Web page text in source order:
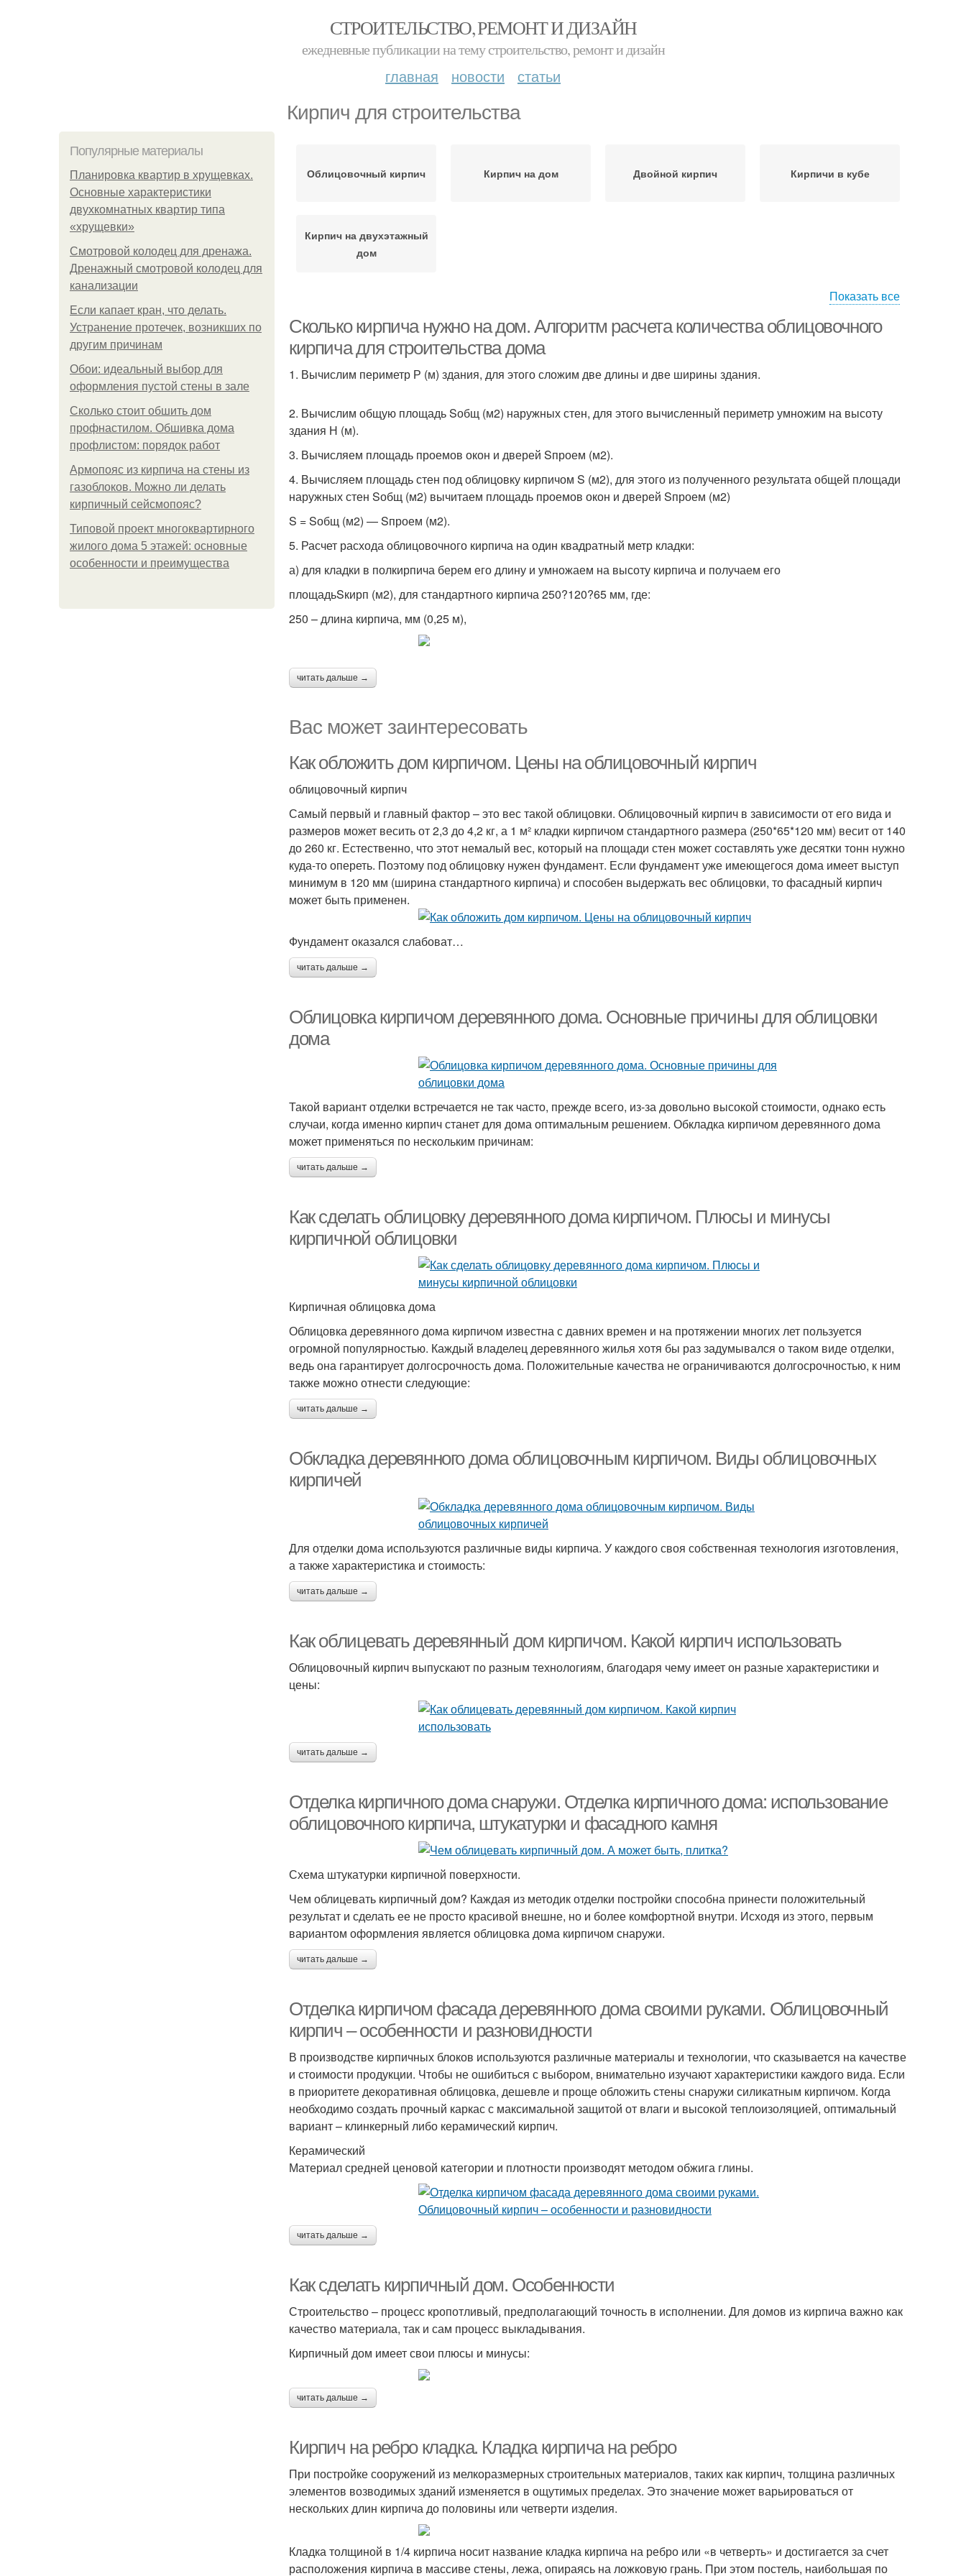
СТРОИТЕЛЬСТВО, РЕМОНТ И ДИЗАЙН
ежедневные публикации на тему строительство, ремонт и дизайн
главная новости статьи
Кирпич для строительства
Популярные материалы
Планировка квартир в хрущевках.
Основные характеристики
двухкомнатных квартир типа
«хрущевки»
Смотровой колодец для дренажа.
Дренажный смотровой колодец для
канализации
Если капает кран, что делать.
Устранение протечек, возникших по
другим причинам
Обои: идеальный выбор для
оформления пустой стены в зале
Сколько стоит обшить дом
профнастилом. Обшивка дома
профлистом: порядок работ
Армопояс из кирпича на стены из
газоблоков. Можно ли делать
кирпичный сейсмопояс?
Типовой проект многоквартирного
жилого дома 5 этажей: основные
особенности и преимущества
Облицовочный кирпич Кирпич на дом Двойной кирпич Кирпичи в кубе
Кирпич на двухэтажный
дом
Показать все
Сколько кирпича нужно на дом. Алгоритм расчета количества облицовочного
кирпича для строительства дома
1. Вычислим периметр Р (м) здания, для этого сложим две длины и две ширины здания.
2. Вычислим общую площадь Sобщ (м2) наружных стен, для этого вычисленный периметр умножим на высоту
здания Н (м).
3. Вычисляем площадь проемов окон и дверей Sпроем (м2).
4. Вычисляем площадь стен под облицовку кирпичом S (м2), для этого из полученного результата общей площади
наружных стен Sобщ (м2) вычитаем площадь проемов окон и дверей Sпроем (м2)
S = Sобщ (м2) — Sпроем (м2).
5. Расчет расхода облицовочного кирпича на один квадратный метр кладки:
а) для кладки в полкирпича берем его длину и умножаем на высоту кирпича и получаем его
площадьSкирп (м2), для стандартного кирпича 250?120?65 мм, где:
250 – длина кирпича, мм (0,25 м),
читать дальше →
Вас может заинтересовать
Как обложить дом кирпичом. Цены на облицовочный кирпич
облицовочный кирпич
Самый первый и главный фактор – это вес такой облицовки. Облицовочный кирпич в зависимости от его вида и
размеров может весить от 2,3 до 4,2 кг, а 1 м² кладки кирпичом стандартного размера (250*65*120 мм) весит от 140
до 260 кг. Естественно, что этот немалый вес, который на площади стен может составлять уже десятки тонн нужно
куда-то опереть. Поэтому под облицовку нужен фундамент. Если фундамент уже имеющегося дома имеет выступ
минимум в 120 мм (ширина стандартного кирпича) и способен выдержать вес облицовки, то фасадный кирпич
может быть применен.
Фундамент оказался слабоват…
читать дальше →
Облицовка кирпичом деревянного дома. Основные причины для облицовки
дома
Такой вариант отделки встречается не так часто, прежде всего, из-за довольно высокой стоимости, однако есть
случаи, когда именно кирпич станет для дома оптимальным решением. Обкладка кирпичом деревянного дома
может применяться по нескольким причинам:
читать дальше →
Как сделать облицовку деревянного дома кирпичом. Плюсы и минусы
кирпичной облицовки
Кирпичная облицовка дома
Облицовка деревянного дома кирпичом известна с давних времен и на протяжении многих лет пользуется
огромной популярностью. Каждый владелец деревянного жилья хотя бы раз задумывался о таком виде отделки,
ведь она гарантирует долгосрочность дома. Положительные качества не ограничиваются долгосрочностью, к ним
также можно отнести следующие:
читать дальше →
Обкладка деревянного дома облицовочным кирпичом. Виды облицовочных
кирпичей
Для отделки дома используются различные виды кирпича. У каждого своя собственная технология изготовления,
а также характеристика и стоимость:
читать дальше →
Как облицевать деревянный дом кирпичом. Какой кирпич использовать
Облицовочный кирпич выпускают по разным технологиям, благодаря чему имеет он разные характеристики и
цены:
читать дальше →
Отделка кирпичного дома снаружи. Отделка кирпичного дома: использование
облицовочного кирпича, штукатурки и фасадного камня
Схема штукатурки кирпичной поверхности.
Чем облицевать кирпичный дом? Каждая из методик отделки постройки способна принести положительный
результат и сделать ее не просто красивой внешне, но и более комфортной внутри. Исходя из этого, первым
вариантом оформления является облицовка дома кирпичом снаружи.
читать дальше →
Отделка кирпичом фасада деревянного дома своими руками. Облицовочный
кирпич – особенности и разновидности
В производстве кирпичных блоков используются различные материалы и технологии, что сказывается на качестве
и стоимости продукции. Чтобы не ошибиться с выбором, внимательно изучают характеристики каждого вида. Если
в приоритете декоративная облицовка, дешевле и проще обложить стены снаружи силикатным кирпичом. Когда
необходимо создать прочный каркас с максимальной защитой от влаги и высокой теплоизоляцией, оптимальный
вариант – клинкерный либо керамический кирпич.
Керамический
Материал средней ценовой категории и плотности производят методом обжига глины.
читать дальше →
Как сделать кирпичный дом. Особенности
Строительство – процесс кропотливый, предполагающий точность в исполнении. Для домов из кирпича важно как
качество материала, так и сам процесс выкладывания.
Кирпичный дом имеет свои плюсы и минусы:
читать дальше →
Кирпич на ребро кладка. Кладка кирпича на ребро
При постройке сооружений из мелкоразмерных строительных материалов, таких как кирпич, толщина различных
элементов возводимых зданий изменяется в ощутимых пределах. Это значение может варьироваться от
нескольких длин кирпича до половины или четверти изделия.
Кладка толщиной в 1/4 кирпича носит название кладка кирпича на ребро или «в четверть» и достигается за счет
расположения кирпича в массиве стены, лежа, опираясь на ложковую грань. При этом постель, наибольшая по